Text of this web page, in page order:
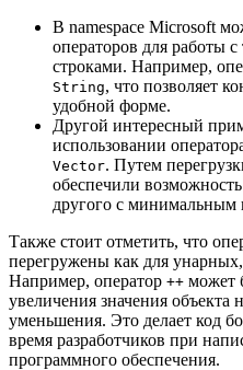
В namespace Microsoft
операторов для работы
строками. Например,
String, что позволяет
удобной форме.
Другой интересный
использовании
Vector. Путем
обеспечили
другого с минимальным
Также стоит отметить, что
перегружены как для
Например, оператор ++ может
увеличения значения объекта
уменьшения. Это делает код
время разработчиков при
программного обеспечения.